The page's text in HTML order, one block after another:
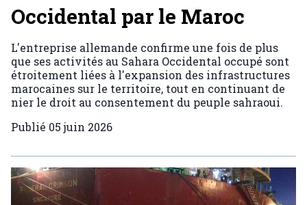
Occidental par le Maroc
L'entreprise allemande confirme une fois de plus
que ses activités au Sahara Occidental occupé sont
étroitement liées à l'expansion des infrastructures
marocaines sur le territoire, tout en continuant de
nier le droit au consentement du peuple sahraoui.
Publié 05 juin 2026